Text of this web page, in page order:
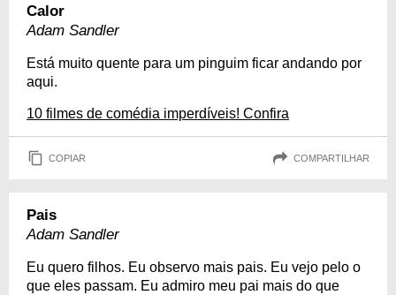
Calor
Adam Sandler
Está muito quente para um pinguim ficar andando por
aqui.
10 filmes de comédia imperdíveis! Confira
COPIAR COMPARTILHAR
Pais
Adam Sandler
Eu quero filhos. Eu observo mais pais. Eu vejo pelo o
que eles passam. Eu admiro meu pai mais do que